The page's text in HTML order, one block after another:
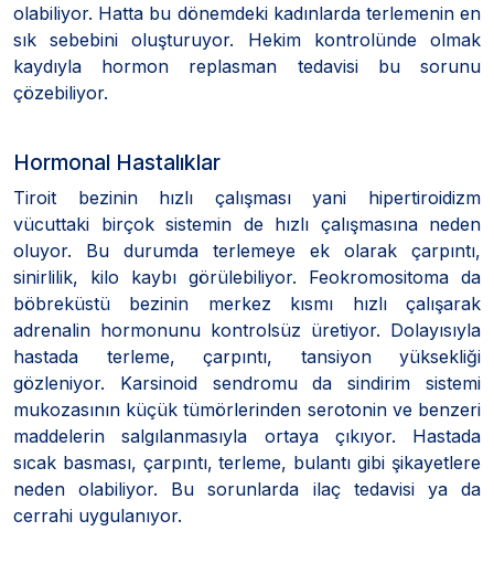
olabiliyor. Hatta bu dönemdeki kadınlarda terlemenin en
sık sebebini oluşturuyor. Hekim kontrolünde olmak
kaydıyla hormon replasman tedavisi bu sorunu
çözebiliyor.
Hormonal Hastalıklar
Tiroit bezinin hızlı çalışması yani hipertiroidizm
vücuttaki birçok sistemin de hızlı çalışmasına neden
oluyor. Bu durumda terlemeye ek olarak çarpıntı,
sinirlilik, kilo kaybı görülebiliyor. Feokromositoma da
böbreküstü bezinin merkez kısmı hızlı çalışarak
adrenalin hormonunu kontrolsüz üretiyor. Dolayısıyla
hastada terleme, çarpıntı, tansiyon yüksekliği
gözleniyor. Karsinoid sendromu da sindirim sistemi
mukozasının küçük tümörlerinden serotonin ve benzeri
maddelerin salgılanmasıyla ortaya çıkıyor. Hastada
sıcak basması, çarpıntı, terleme, bulantı gibi şikayetlere
neden olabiliyor. Bu sorunlarda ilaç tedavisi ya da
cerrahi uygulanıyor.